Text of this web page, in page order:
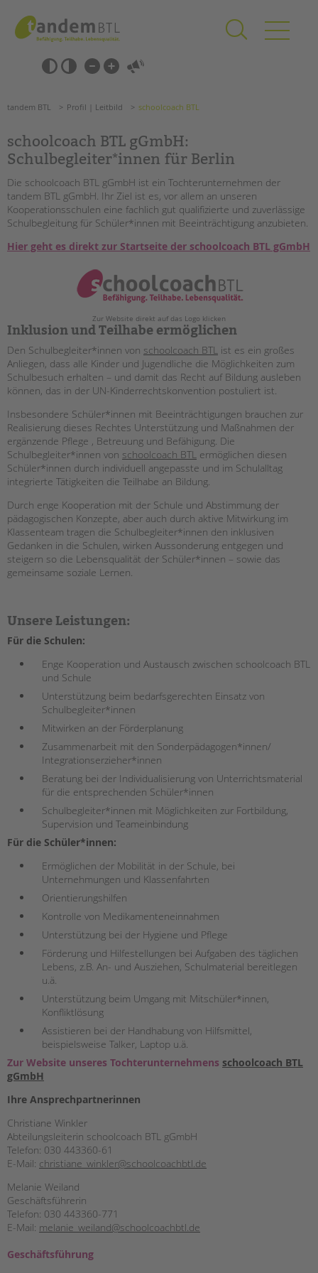
springen
Barrierefrei-
Einstellungen
überspringen
überspringen
SCHULE & GANZTAG
Grundschulen
Oberschulen
Förderzentren
Kollegs
EFöB
Tagesgruppen
HILFEN ZUR ERZIEHUNG
BETREUTES WOHNEN
Zertfikatskurse
Seminarkalender
Seminarräume
STADTTEILARBEIT
PROFIL | LEITBILD
Bereiche im Überblick
Kinder- und Jugendschutz
schoolcoach BTL
tandem international
KARRIERE
Stellenangebote
tandem als Arbeitgeberin
NEWS/BLOG
unkuerzbar
Briefe an Kai
PRESSE
Magazin
Impressum
Datenschutz
Hinweisgebersystem
Intranet
Suchen
tandem BTL Profil | Leitbild schoolcoach BTL
schoolcoach BTL gGmbH:
Schulbegleiter*innen für Berlin
Die schoolcoach BTL gGmbH ist ein Tochterunternehmen der
tandem BTL gGmbH. Ihr Ziel ist es, vor allem an unseren
Kooperationsschulen eine fachlich gut qualifizierte und zuverlässige
Schulbegleitung für Schüler*innen mit Beeinträchtigung anzubieten.
Hier geht es direkt zur Startseite der schoolcoach BTL gGmbH
Zur Website direkt auf das Logo klicken
Inklusion und Teilhabe ermöglichen
Den Schulbegleiter*innen von schoolcoach BTL ist es ein großes
Anliegen, dass alle Kinder und Jugendliche die Möglichkeiten zum
Schulbesuch erhalten – und damit das Recht auf Bildung ausleben
können, das in der UN-Kinderrechtskonvention postuliert ist.
Insbesondere Schüler*innen mit Beeinträchtigungen brauchen zur
Realisierung dieses Rechtes Unterstützung und Maßnahmen der
ergänzende Pflege , Betreuung und Befähigung. Die
Schulbegleiter*innen von schoolcoach BTL ermöglichen diesen
Schüler*innen durch individuell angepasste und im Schulalltag
integrierte Tätigkeiten die Teilhabe an Bildung.
Durch enge Kooperation mit der Schule und Abstimmung der
pädagogischen Konzepte, aber auch durch aktive Mitwirkung im
Klassenteam tragen die Schulbegleiter*innen den inklusiven
Gedanken in die Schulen, wirken Aussonderung entgegen und
steigern so die Lebensqualität der Schüler*innen – sowie das
gemeinsame soziale Lernen.
Unsere Leistungen:
Für die Schulen:
Enge Kooperation und Austausch zwischen schoolcoach BTL
und Schule
Unterstützung beim bedarfsgerechten Einsatz von
Schulbegleiter*innen
Mitwirken an der Förderplanung
Zusammenarbeit mit den Sonderpädagogen*innen/
Integrationserzieher*innen
Beratung bei der Individualisierung von Unterrichtsmaterial
für die entsprechenden Schüler*innen
Schulbegleiter*innen mit Möglichkeiten zur Fortbildung,
Supervision und Teameinbindung
Für die Schüler*innen:
Ermöglichen der Mobilität in der Schule, bei
Unternehmungen und Klassenfahrten
Orientierungshilfen
Kontrolle von Medikamenteneinnahmen
Unterstützung bei der Hygiene und Pflege
Förderung und Hilfestellungen bei Aufgaben des täglichen
Lebens, z.B. An- und Ausziehen, Schulmaterial bereitlegen
u.ä.
Unterstützung beim Umgang mit Mitschüler*innen,
Konfliktlösung
Assistieren bei der Handhabung von Hilfsmittel,
beispielsweise Talker, Laptop u.ä.
Zur Website unseres Tochterunternehmens schoolcoach BTL
gGmbH
Ihre Ansprechpartnerinnen
Christiane Winkler
Abteilungsleiterin schoolcoach BTL gGmbH
Telefon: 030 443360-61
E-Mail: christiane_winkler@schoolcoachbtl.de
Melanie Weiland
Geschäftsführerin
Telefon: 030 443360-771
E-Mail: melanie_weiland@schoolcoachbtl.de
Geschäftsführung